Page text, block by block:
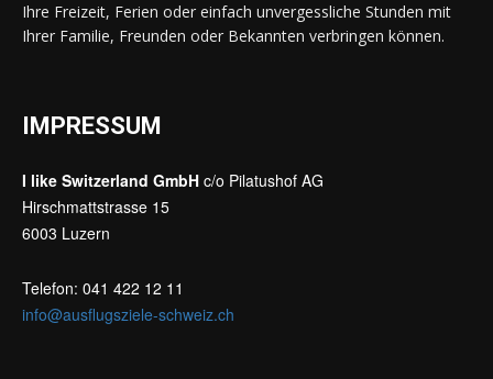
Ihre Freizeit, Ferien oder einfach unvergessliche Stunden mit
Ihrer Familie, Freunden oder Bekannten verbringen können.
IMPRESSUM
I like Switzerland GmbH c/o Pilatushof AG
Hirschmattstrasse 15
6003 Luzern
Telefon: 041 422 12 11
info@ausflugsziele-schweiz.ch